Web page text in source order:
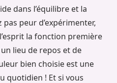
dans l’équilibre et la
pas peur d’expérimenter,
la fonction première
lieu de repos et de
bien choisie est une
quotidien ! Et si vous